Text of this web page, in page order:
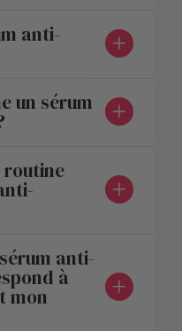
anti-
un sérum
routine
anti-
à
mon